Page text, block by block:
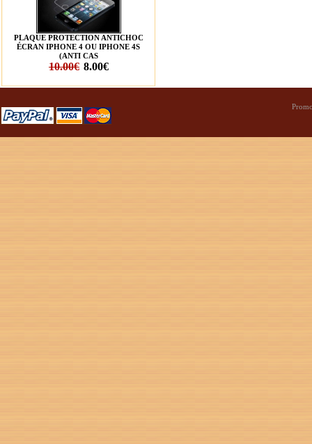
PLAQUE PROTECTION ANTICHOC
ÉCRAN IPHONE 4 OU IPHONE 4S
(ANTI CAS
10.00€ 8.00€